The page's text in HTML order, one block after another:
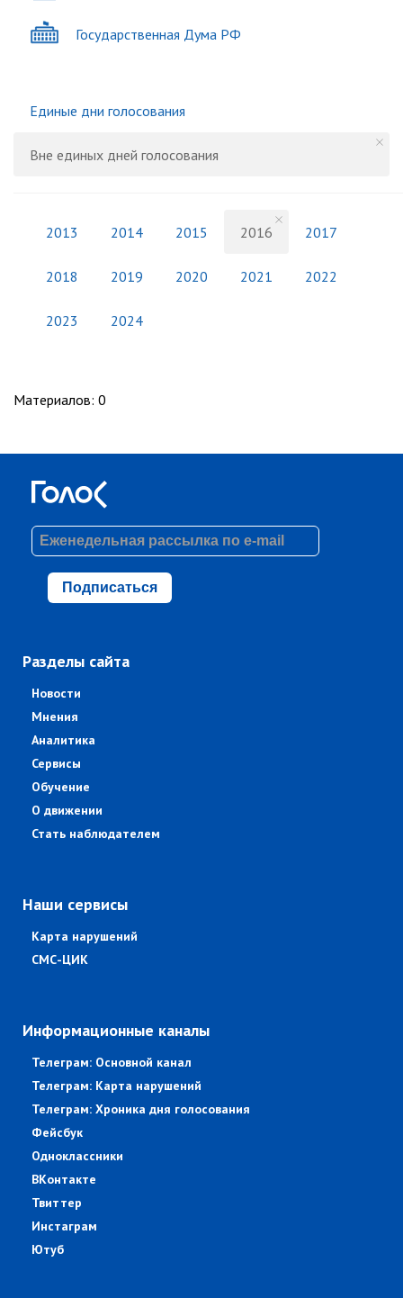
Государственная Дума РФ
Единые дни голосования
Вне единых дней голосования
2013 2014 2015 2016 2017
2018 2019 2020 2021 2022
2023 2024
Материалов: 0
Подписаться
Разделы сайта
Новости
Мнения
Аналитика
Сервисы
Обучение
О движении
Стать наблюдателем
Наши сервисы
Карта нарушений
СМС-ЦИК
Информационные каналы
Телеграм: Основной канал
Телеграм: Карта нарушений
Телеграм: Хроника дня голосования
Фейсбук
Одноклассники
ВКонтакте
Твиттер
Инстаграм
Ютуб